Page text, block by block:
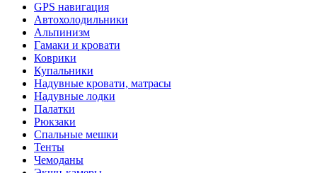
GPS навигация
Автохолодильники
Альпинизм
Гамаки и кровати
Коврики
Купальники
Надувные кровати, матрасы
Надувные лодки
Палатки
Рюкзаки
Спальные мешки
Тенты
Чемоданы